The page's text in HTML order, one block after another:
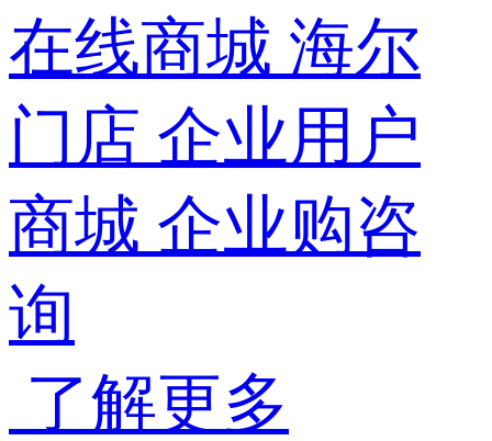
在线商城 海尔
门店 企业用户
商城 企业购咨
询
了解更多